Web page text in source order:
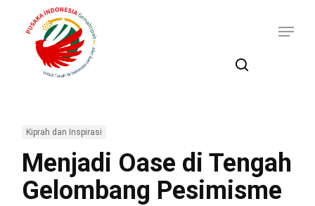
search
Menu
Kiprah dan Inspirasi
Menjadi Oase di Tengah
Gelombang Pesimisme